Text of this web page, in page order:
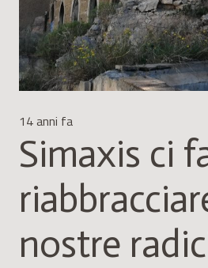
14 anni fa
Simaxis ci
nostre